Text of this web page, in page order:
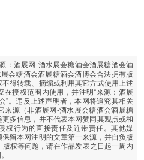
：酒展网-酒水展会糖酒会酒展糖酒会酒
会糖酒会酒展糖酒会酒博会合法拥有版
得转载、摘编或利用其它方式使用上述
授权范围内使用，并注明“来源：酒展
”。违反上述声明者，本网将追究其相关
来源（非酒展网-酒水展会糖酒会酒展糖
多信息，并不代表本网赞同其观点或和
权行为的直接责任及连带责任。其他媒
留本网注明的文章第一来源，并自负版
权等问题，请在作品发表之日起一周内